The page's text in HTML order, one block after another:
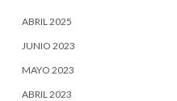
ABRIL 2025
JUNIO 2023
MAYO 2023
ABRIL 2023